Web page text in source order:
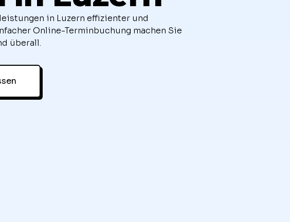
in Luzern effizienter und
Online-Terminbuchung machen Sie
überall.